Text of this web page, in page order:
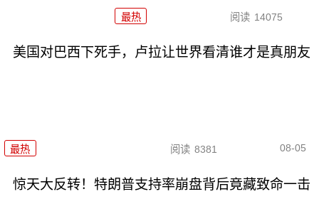
最热 阅读 14075
美国对巴西下死手，卢拉让世界看清谁才是真朋友
最热 阅读 8381 08-05
惊天大反转！特朗普支持率崩盘背后竟藏致命一击